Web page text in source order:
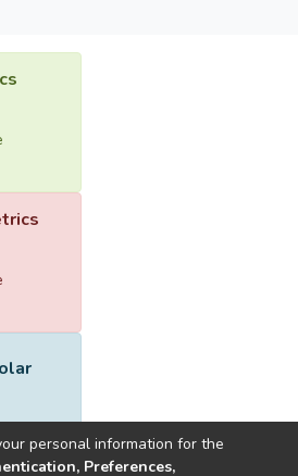
personal information for the
Preferences,